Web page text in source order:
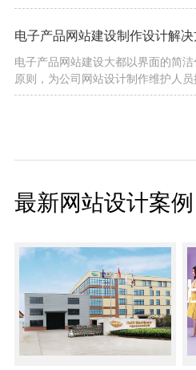
电子产品网站建设制作设计解
电子产品网站建设大都以界面的简
原则，为公司网站设计制作维护人
最新网站设计案例